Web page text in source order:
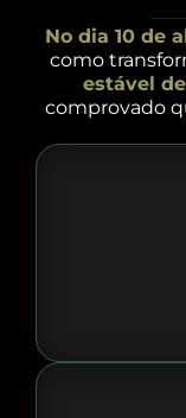
No dia 10 de
como
estável
comprovado